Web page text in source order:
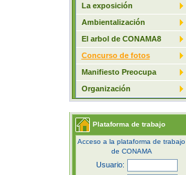
La exposición
Ambientalización
El arbol de CONAMA8
Concurso de fotos
Manifiesto Preocupa
Organización
Plataforma de trabajo
Acceso a la plataforma de trabajo
de CONAMA
Usuario: